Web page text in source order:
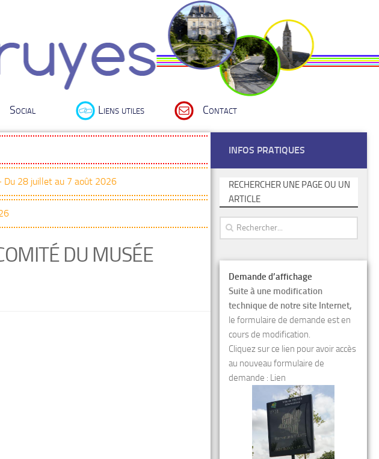
Social Liens utiles Contact
Du 28 juillet au 7 août 2026
DU MUSÉE
INFOS PRATIQUES
RECHERCHER UNE PAGE OU UN
ARTICLE
Demande d’affichage
Suite à une modification
technique de notre site Internet,
le formulaire de demande est en
cours de modification.
Cliquez sur ce lien pour avoir accès
au nouveau formulaire de
demande : Lien